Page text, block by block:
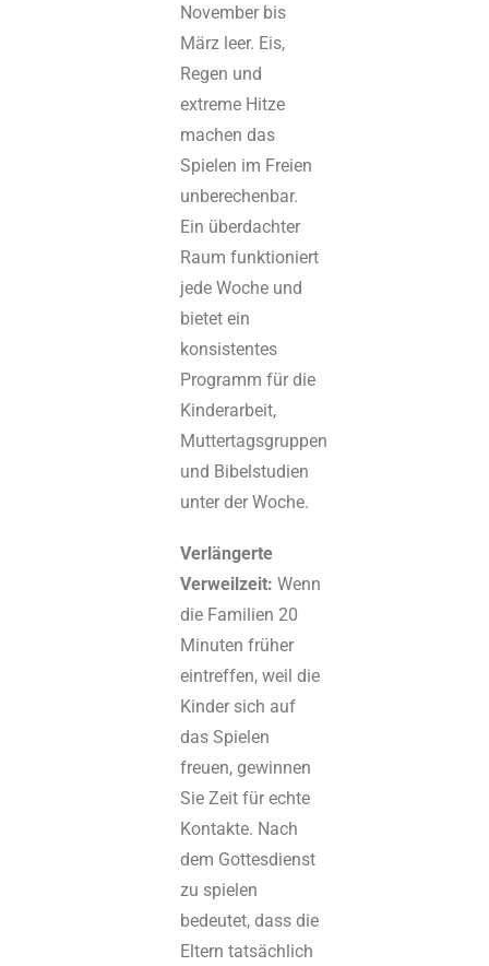
November bis
März leer. Eis,
Regen und
extreme Hitze
machen das
Spielen im Freien
unberechenbar.
Ein überdachter
Raum funktioniert
jede Woche und
bietet ein
konsistentes
Programm für die
Kinderarbeit,
Muttertagsgruppen
und Bibelstudien
unter der Woche.
Verlängerte
Verweilzeit: Wenn
die Familien 20
Minuten früher
eintreffen, weil die
Kinder sich auf
das Spielen
freuen, gewinnen
Sie Zeit für echte
Kontakte. Nach
dem Gottesdienst
zu spielen
bedeutet, dass die
Eltern tatsächlich